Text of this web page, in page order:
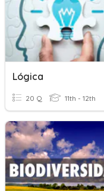
Lógica
20 Q 11th - 12th